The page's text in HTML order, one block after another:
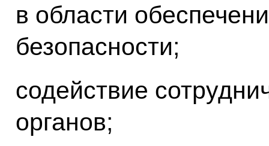
в области
безопасности;
содействие
органов;